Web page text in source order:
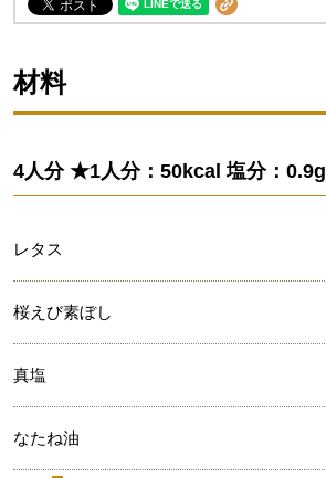
材料
4人分 ★1人分：50kcal 塩分：0.9g
レタス
桜えび素ぼし
真塩
なたね油